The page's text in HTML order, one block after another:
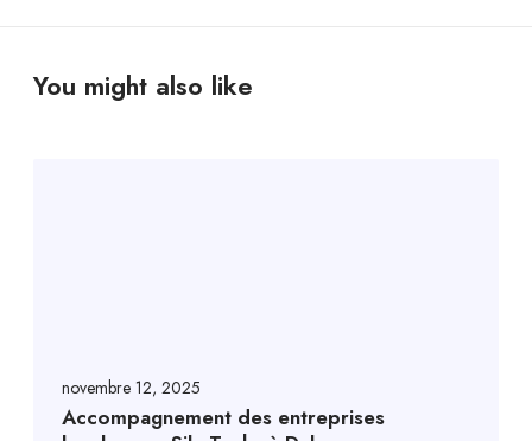
You might also like
novembre 12, 2025
Accompagnement des entreprises